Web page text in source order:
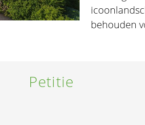
behouden
Petitie